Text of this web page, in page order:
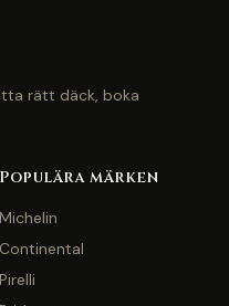
rätt däck, boka
Populära märken
Michelin
Continental
Pirelli